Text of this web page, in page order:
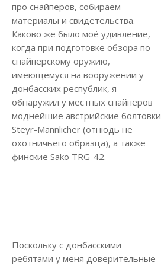
про снайперов, собираем
материалы и свидетельства.
Каково же было моё удивление,
когда при подготовке обзора по
снайперскому оружию,
имеющемуся на вооружении у
донбасских республик, я
обнаружил у местных снайперов
моднейшие австрийские болтовки
Steyr-Mannlicher (отнюдь не
охотничьего образца), а также
финские Sako TRG-42.
Поскольку с донбасскими
ребятами у меня доверительные